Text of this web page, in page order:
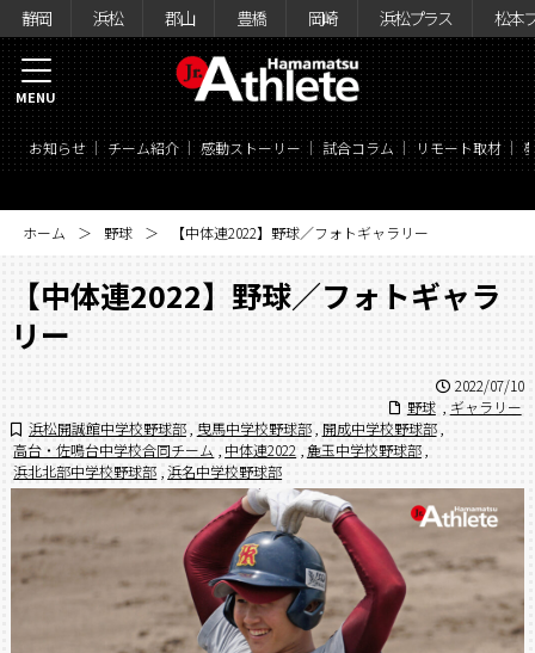
静岡 浜松 郡山 豊橋 岡崎 浜松プラス 松本
お知らせ チーム紹介 感動ストーリー 試合コラム リモート取材
MENU
ホーム 野球 【中体連2022】野球／フォトギャラリー
【中体連2022】野球／フォトギャラ
リー
2022/07/10
野球
ギャラリー
浜松開誠館中学校野球部 曳馬中学校野球部 開成中学校野球部
高台・佐鳴台中学校合同チーム
中体連2022 麁玉中学校野球部
浜北北部中学校野球部 浜名中学校野球部